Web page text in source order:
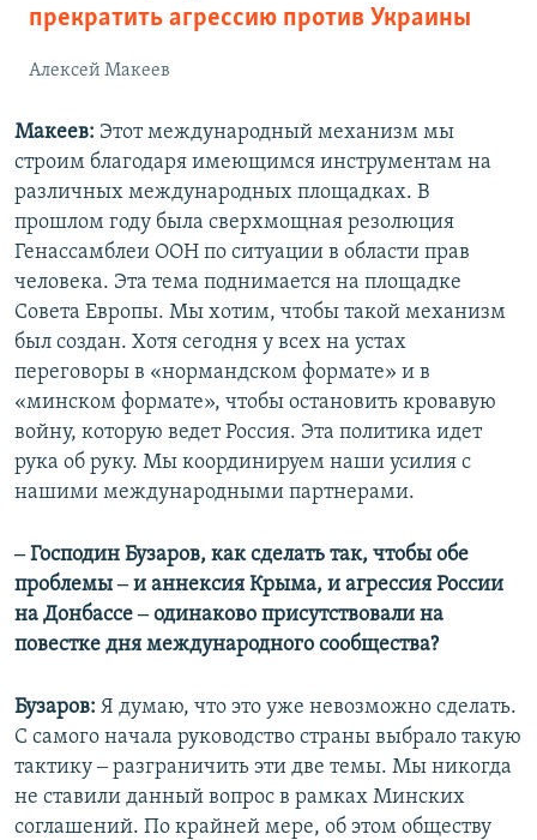
прекратить агрессию против Украины
Алексей Макеев
Макеев: Этот международный механизм мы
строим благодаря имеющимся инструментам на
различных международных площадках. В
прошлом году была сверхмощная резолюция
Генассамблеи ООН по ситуации в области прав
человека. Эта тема поднимается на площадке
Совета Европы. Мы хотим, чтобы такой механизм
был создан. Хотя сегодня у всех на устах
переговоры в «нормандском формате» и в
«минском формате», чтобы остановить кровавую
войну, которую ведет Россия. Эта политика идет
рука об руку. Мы координируем наши усилия с
нашими международными партнерами.
‒ Господин Бузаров, как сделать так, чтобы обе
проблемы ‒ и аннексия Крыма, и агрессия России
на Донбассе ‒ одинаково присутствовали на
повестке дня международного сообщества?
Бузаров: Я думаю, что это уже невозможно сделать.
С самого начала руководство страны выбрало такую
тактику ‒ разграничить эти две темы. Мы никогда
не ставили данный вопрос в рамках Минских
соглашений. По крайней мере, об этом обществу